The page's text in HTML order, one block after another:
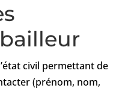
civil permettant de
(prénom, nom,